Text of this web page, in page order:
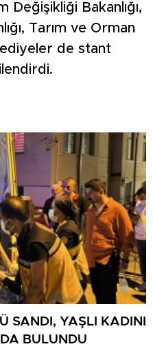
Değişikliği Bakanlığı,
Tarım ve Orman
de stant
SANDI, YAŞLI KADINI
BULUNDU